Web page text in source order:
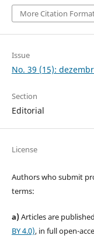
More Citation
Issue
No. 39 (15):
Section
Editorial
License
Authors who submit
terms:
a)Articles are
BY 4.0), in full open-